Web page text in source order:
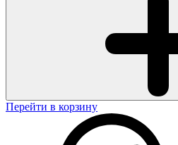
Перейти в корзину